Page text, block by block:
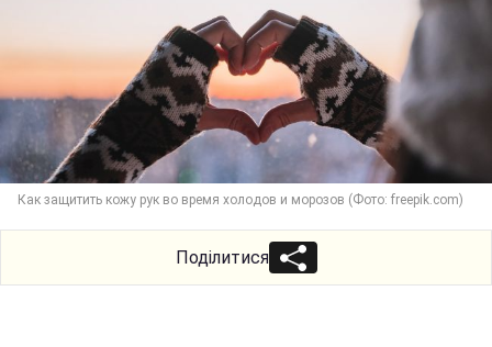
Как защитить кожу рук во время холодов и морозов (Фото: freepik.com)
Поділитися